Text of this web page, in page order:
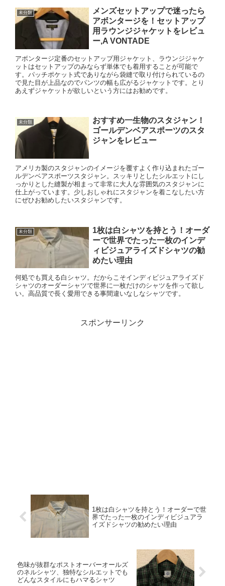
未分類
メンズセットアップで迷ったら
アボンタージを！セットアップ
用ラウンジジャケットをレビュ
ー,A VONTADE
アボンタージ定番のセットアップ用ジャケット、ラウンジジャケ
ットはセットアップのみならず単体でも着用することが可能で
す。パッチポケット式でありながら袋縫で取り付けられているの
で見た目が上品なのでパンツの幅も広がるジャケットです。とり
あえずジャケットが欲しいという方にはお勧めです。
未分類
おすすめ一生物のスタジャン！
ゴールデンベアスポーツのスタ
ジャンをレビュー
アメリカ製のスタジャンのイメージを覆すよく作り込まれたゴー
ルデンベアスポーツスタジャン。スッキリとしたシルエットにし
っかりとした縫製が相まって非常に大人な雰囲気のスタジャンに
仕上がっています。少しおしゃれにスタジャンを着こなしたい方
にぜひお勧めしたいスタジャンです。
未分類
1枚は白シャツを持とう！オーダ
ーで世界でたった一枚のインデ
ィビジュアライズドシャツの勧
めたい理由
何処でも買える白シャツ。だからこそインディビジュアライズド
シャツのオーダーシャツで世界に一枚だけのシャツを作って欲し
い。高品質で長く愛用できる事間違いなしなシャツです。
スポンサーリンク
1枚は白シャツを持とう！オーダーで世
界でたった一枚のインディビジュアラ
イズドシャツの勧めたい理由
色味が抜群なポストオーバーオールズ
のネルシャツ、独特なシルエットでも
どんなスタイルにもハマるシャツ